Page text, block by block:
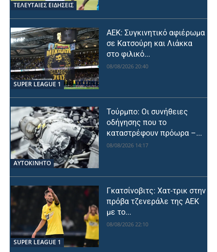
ΤΕΛΕΥΤΑΙΕΣ ΕΙΔΗΣΕΙΣ
SUPER LEAGUE 1
ΑΕΚ: Συγκινητικό αφιέρωμα
σε Κατσούρη και Λιάκκα
στο φιλικό...
08/08/2026 20:40
ΑΥΤΟΚΙΝΗΤΟ
Τούρμπο: Οι συνήθειες
οδήγησης που το
καταστρέφουν πρόωρα –...
08/08/2026 14:17
SUPER LEAGUE 1
Γκατσίνοβιτς: Χατ-τρικ στην
πρόβα τζενεράλε της ΑΕΚ
με το...
08/08/2026 22:10